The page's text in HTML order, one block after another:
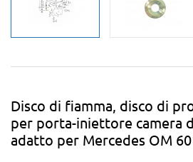
Disco di fiamma, disco di
per porta-iniettore camera
adatto per Mercedes OM